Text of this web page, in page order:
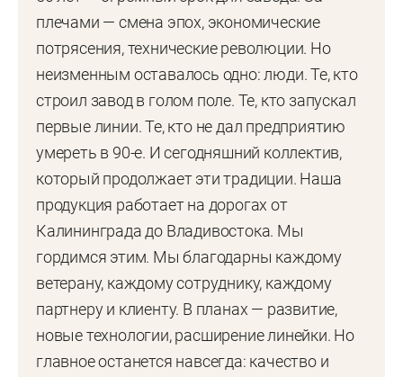
плечами — смена эпох, экономические
потрясения, технические революции. Но
неизменным оставалось одно: люди. Те, кто
строил завод в голом поле. Те, кто запускал
первые линии. Те, кто не дал предприятию
умереть в 90-е. И сегодняшний коллектив,
который продолжает эти традиции. Наша
продукция работает на дорогах от
Калининграда до Владивостока. Мы
гордимся этим. Мы благодарны каждому
ветерану, каждому сотруднику, каждому
партнеру и клиенту. В планах — развитие,
новые технологии, расширение линейки. Но
главное останется навсегда: качество и